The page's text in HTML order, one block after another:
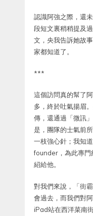
認識阿強之際，還
段短文裏稍稍提及
文，央我告訴她故
家都知道了。
***
這個訪問真的幫了
多，終於吐氣揚眉
傳，還通過「微訊
是，團隊的士氣前
一枝強心針；我知
founder，為此專門
紹給他。
對我們來說，「街
會過去，而我們對
iPad站在西洋菜南